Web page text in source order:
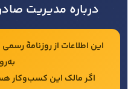
درباره مدیریت
این اطلاعات از روزنامهٔ
اگر مالک این کسب‌وکار